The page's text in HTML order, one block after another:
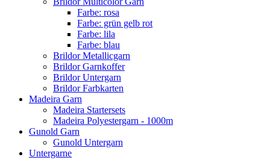
Farbe: rosa
Farbe: grün gelb rot
Farbe: lila
Farbe: blau
Brildor Metallicgarn
Brildor Garnkoffer
Brildor Untergarn
Brildor Farbkarten
Madeira Garn
Madeira Startersets
Madeira Polyestergarn - 1000m
Gunold Garn
Gunold Untergarn
Untergarne